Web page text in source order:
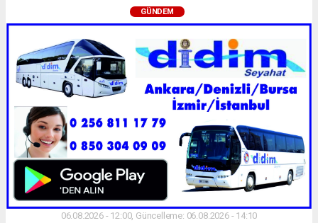
GÜNDEM
06.08.2026 - 12:00, Güncelleme: 06.08.2026 - 14:10